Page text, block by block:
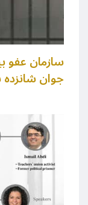
سازمان عفو
جوان